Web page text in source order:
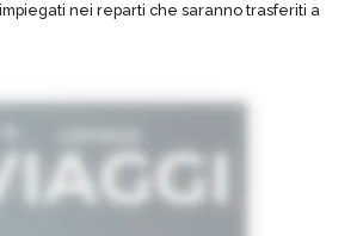
nei reparti che saranno trasferiti a